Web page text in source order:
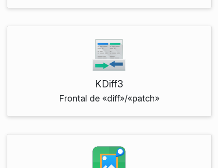
KDiff3
Frontal de «diff»/«patch»